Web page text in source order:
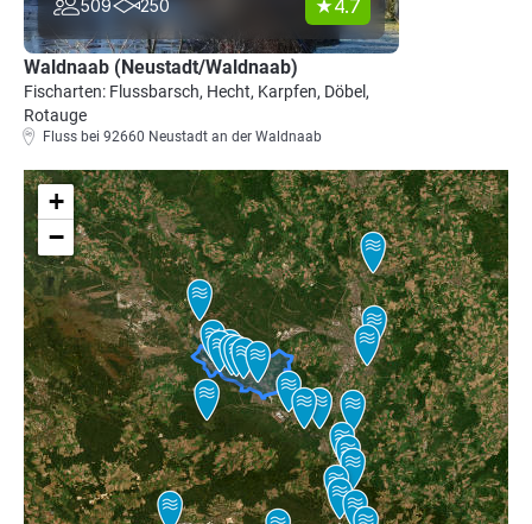
509 250 4.7
Waldnaab (Neustadt/Waldnaab)
Fischarten: Flussbarsch, Hecht, Karpfen, Döbel,
Rotauge
Fluss bei 92660 Neustadt an der Waldnaab
+
−